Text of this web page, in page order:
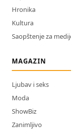
Hronika
Kultura
Saopštenje za
MAGAZIN
Ljubav i seks
Moda
ShowBiz
Zanimljivo